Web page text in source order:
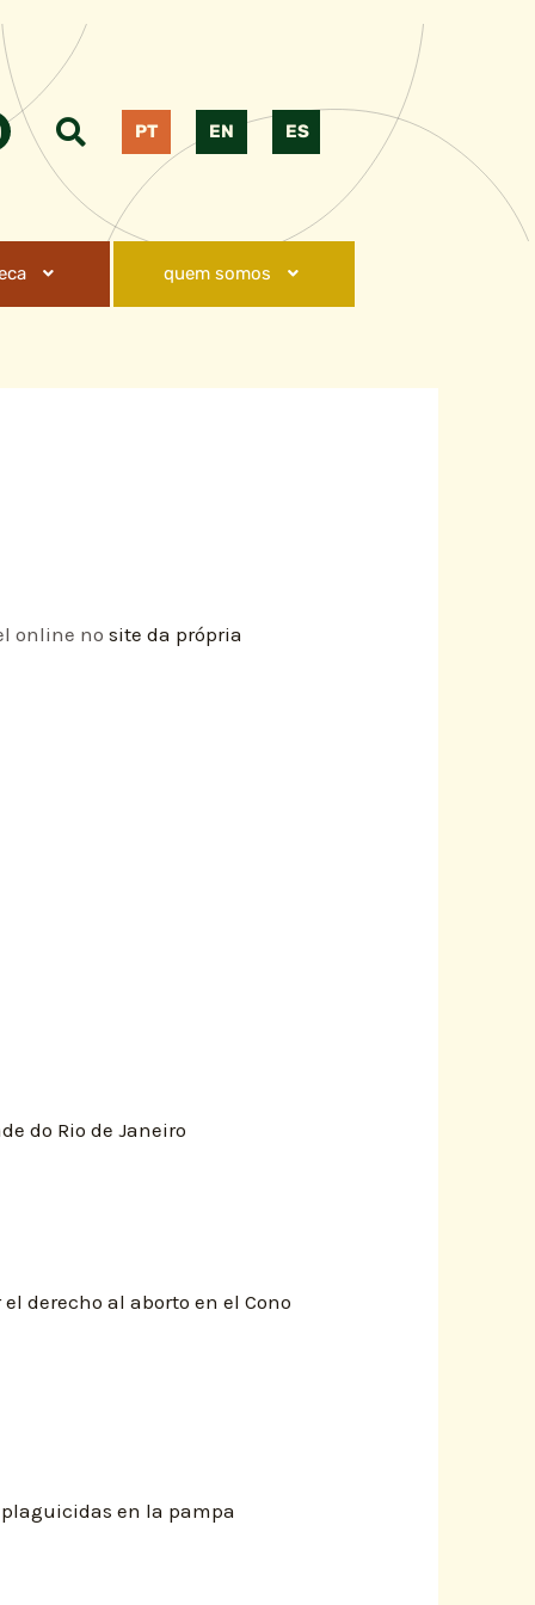
PT EN ES
quem somos
online nosite da própria
do Rio de Janeiro
derecho al aborto en el Cono
en la pampa